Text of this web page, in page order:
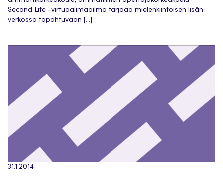
Second Life -virtuaalimaailma tarjoaa mielenkiintoisen lisän
verkossa tapahtuvaan […]
31.1.2014